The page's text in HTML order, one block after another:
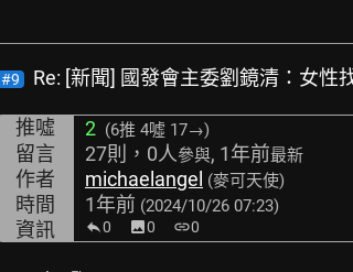
#9 Re: [新聞] 國發會主委劉鏡清：女性
推噓 2 (6推 4噓 17→)
留言 27則，0人參與, 1年前最新
作者 michaelangel (麥可天使)
時間 1年前 (2024/10/26 07:23)
資訊 0 image0 link0